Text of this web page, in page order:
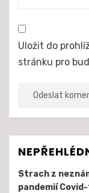
Uložit do
stránku pro
Strach z
pandemií Covid-